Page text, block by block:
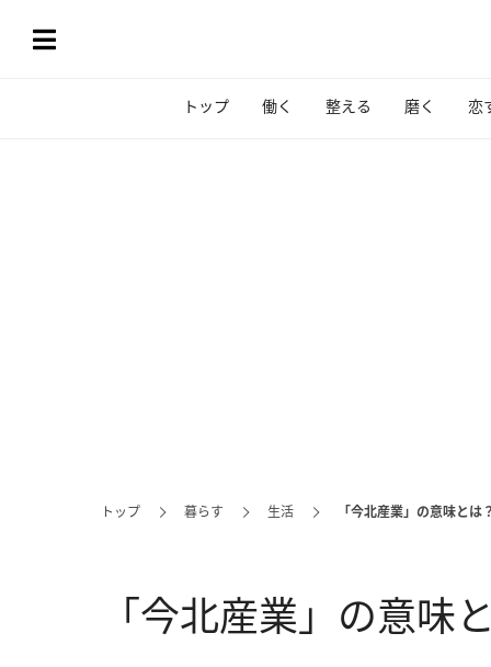
トップ 働く 整える 磨く 恋
トップ 暮らす 生活 「今北産業」の意味と
「今北産業」の意